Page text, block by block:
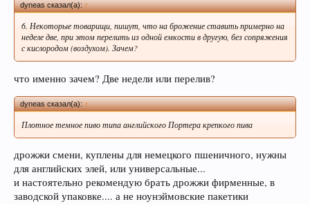
Пиво содержит витамин В, который помогает
мышечный тонус, борется с заболеваниями
сердечно-сосудистой и иммунной системы.
dyneas сказал(а):↑
6. Некоторые товарищи, пишут, что на брожение ставить примерно на
неделе две, при этом перелить из одной емкости в другую, без сопряжения
с кислородом (воздухом). Зачем?
что именно зачем? Две недели или перелив?
dyneas сказал(а):↑
Плотное темное пиво типа английского Портера крепкого пива
дрожжи смени, куплены для немецкого пшеничного, нужны
для английских элей, или универсальные...
и настоятельно рекомендую брать дрожжи фирменные, в
заводской упаковке.... а не ноунэймовские пакетики